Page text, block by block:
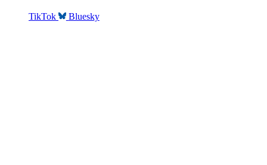
TikTok Bluesky